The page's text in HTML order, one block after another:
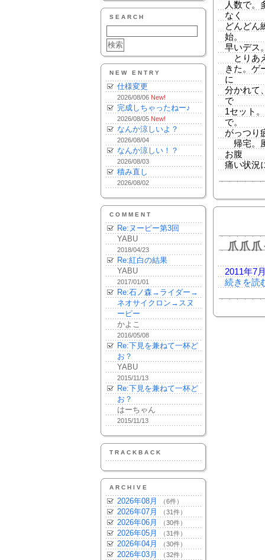
SEARCH
NEW ENTRY
仕様変更
2026/08/06 New!
完成しちゃったねー♪
2026/08/05 New!
なんか涼しいよ？
2026/08/04
なんか涼しい！？
2026/08/03
積み直し
2026/08/02
COMMENT
Re:ヌーピー第3回
YABU
2018/04/23
Re:紅白の結果
YABU
2017/01/01
Re:石ノ森→ライダー→
ネオサイクロン→スヌ
ーピー
かよこ
2016/05/08
Re:下見を兼ねて一杯ど
お？
YABU
2015/11/13
Re:下見を兼ねて一杯ど
お？
はーちゃん
2015/11/13
TRACKBACK
ARCHIVE
2026年08月 （6件）
2026年07月 （31件）
2026年06月 （30件）
2026年05月 （31件）
2026年04月 （30件）
2026年03月 （32件）
人数で。
なく
どんどん
始。
早いデス
とりあ
きた。ゲ
に
分かれて
で
1セット
で。
がっつり
帰宅。
お腹
痛い状況
爪爪
2011年7
続きを読